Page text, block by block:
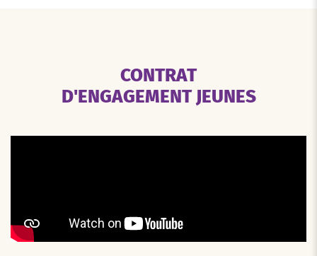
CONTRAT
D'ENGAGEMENT JEUNES